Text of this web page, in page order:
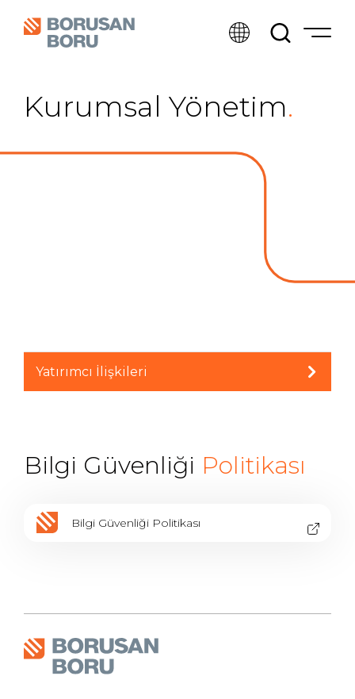
Kurumsal Yönetim.
Yatırımcı İlişkileri
Bilgi Güvenliği Politikası
Bilgi Güvenliği Politikası